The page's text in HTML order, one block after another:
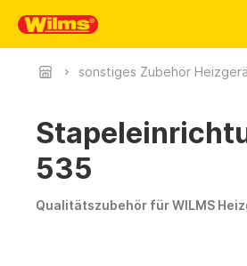
sonstiges Zubehör
535
Qualitätszubehör für WILMS